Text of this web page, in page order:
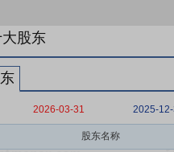
股东
2026-03-31 2025-
股东名称